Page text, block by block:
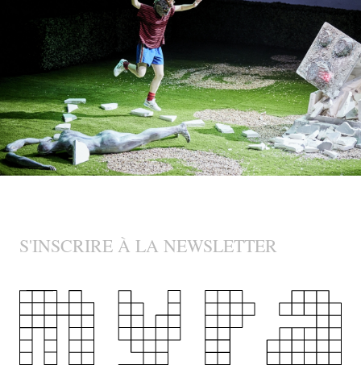
S'INSCRIRE À LA NEWSLETTER